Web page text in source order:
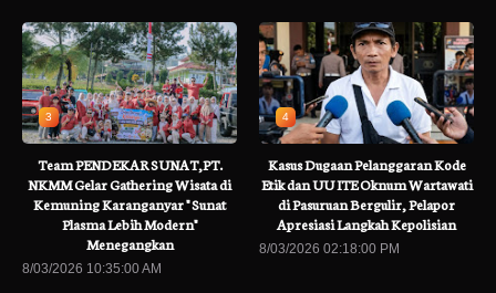
3
Team PENDEKAR SUNAT,PT.
NKMM Gelar Gathering Wisata di
Kemuning Karanganyar " Sunat
Plasma Lebih Modern"
Menegangkan
8/03/2026 10:35:00 AM
4
Kasus Dugaan Pelanggaran Kode
Etik dan UU ITE Oknum Wartawati
di Pasuruan Bergulir, Pelapor
Apresiasi Langkah Kepolisian
8/03/2026 02:18:00 PM